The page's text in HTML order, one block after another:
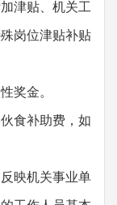
津贴、机关工
岗位津贴补贴
奖金。
食补助费，如
映机关事业单